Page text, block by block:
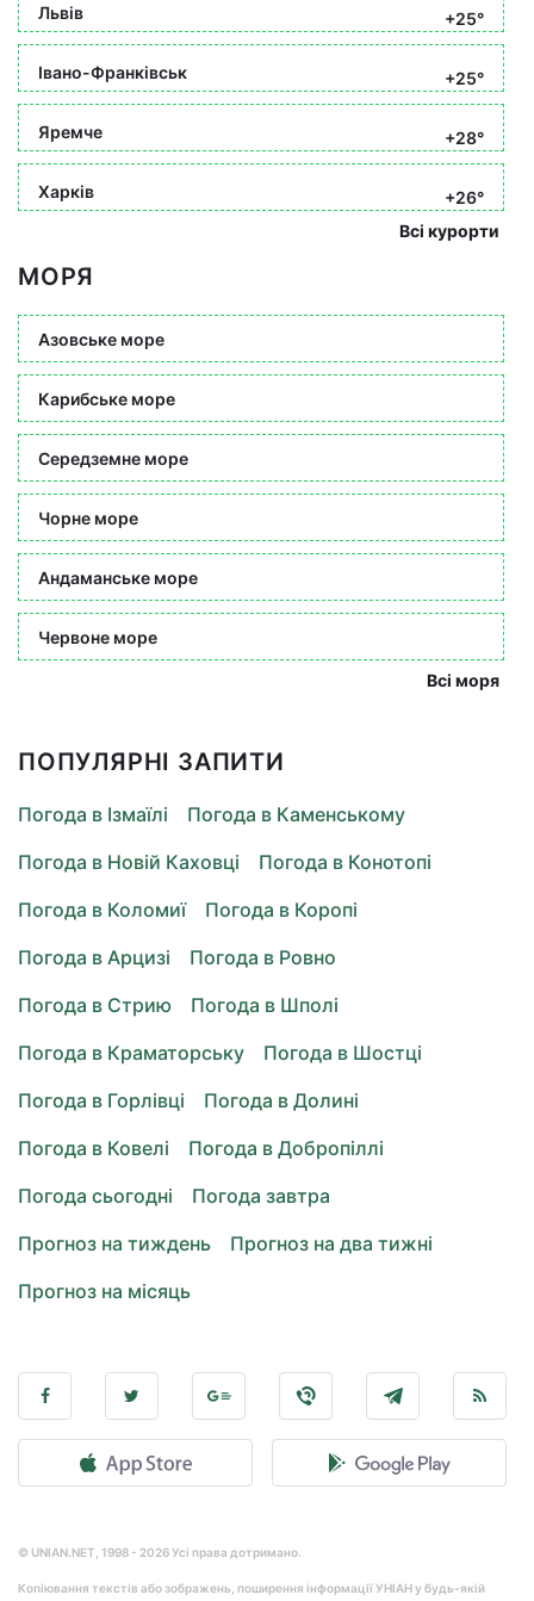
Львів +25°
Івано-Франківськ +25°
Яремче +28°
Харків
+26°
Всі курорти
МОРЯ
Азовське море
Карибське море
Середземне море
Чорне море
Андаманське море
Червоне море
Всі моря
ПОПУЛЯРНІ ЗАПИТИ
Погода в Ізмаїлі
Погода в Каменському
Погода в Новій Каховці
Погода в Конотопі
Погода в Коломиї
Погода в Коропі
Погода в Арцизі
Погода в Ровно
Погода в Стрию
Погода в Шполі
Погода в Краматорську
Погода в Шостці
Погода в Горлівці
Погода в Долині
Погода в Ковелі
Погода в Добропіллі
Погода сьогодні
Погода завтра
Прогноз на тиждень
Прогноз на два тижні
Прогноз на місяць
© UNIAN.NET, 1998 - 2026 Усі права дотримано.
Копіювання текстів або зображень, поширення інформації УНІАН у будь-якій